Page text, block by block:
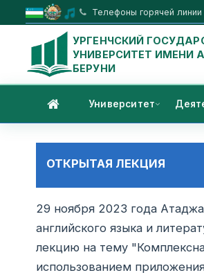
Телефоны горячей
УРГЕНЧСКИЙ
УНИВЕРСИТЕТ ИМЕНИ
БЕРУНИ
Университет
ОТКРЫТАЯ ЛЕКЦИЯ
29 ноября 2023 года
английского языка и
лекцию на тему
использованием